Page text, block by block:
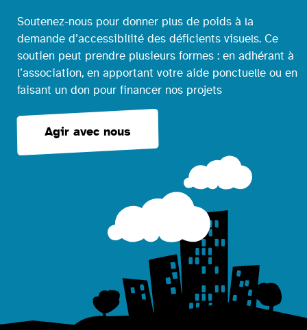
Soutenez-nous pour donner plus de poids à la
demande d’accessibilité des déficients visuels. Ce
soutien peut prendre plusieurs formes : en adhérant à
l’association, en apportant votre aide ponctuelle ou en
faisant un don pour financer nos projets
Agir avec nous